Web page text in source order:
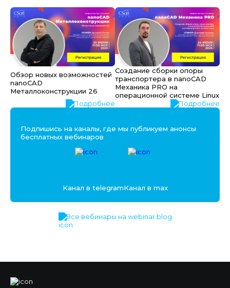
Обзор новых возможностей
nanoCAD
Металлоконструкции 26
Подробнее
Создание сборки опоры
транспортера в nanoCAD
Механика PRO на
операционной системе Linux
Подробнее
Подпишись на каналы, где мы публикуем анонсы
бесплатных вебинаров
Канал в telegramКанал в max
Все вебинары на webinar.blog